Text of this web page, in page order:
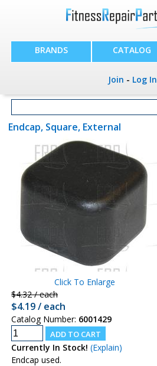
BRANDS CATALOG
Join - Log In
Endcap, Square, External
Click To Enlarge
$4.32 / each
$4.19 / each
Catalog Number: 6001429
Currently In Stock! (Explain)
Endcap used.